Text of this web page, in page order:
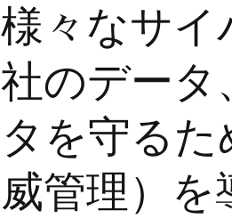
様々なサイ
社のデータ
タを守る
威管理）を